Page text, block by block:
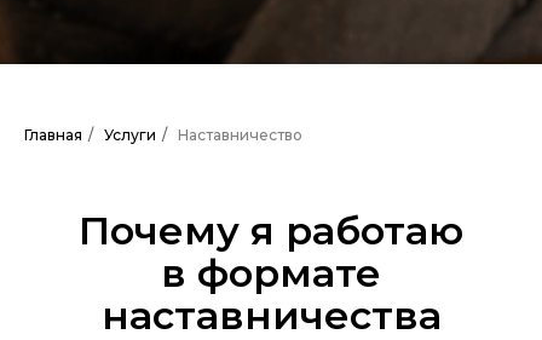
Главная / Услуги / Наставничество
Почему я работаю
в формате
наставничества